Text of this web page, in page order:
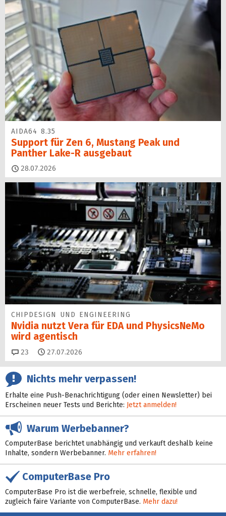
AIDA64 8.35
Support für Zen 6, Mustang Peak und
Panther Lake-R ausgebaut
28.07.2026
CHIPDESIGN UND ENGINEERING
Nvidia nutzt Vera für EDA und PhysicsNeMo
wird agentisch
23 Kommentare
27.07.2026
Nichts mehr verpassen!
Erhalte eine Push-Benachrichtigung (oder einen Newsletter) bei
Erscheinen neuer Tests und Berichte: Jetzt anmelden!
Warum Werbebanner?
ComputerBase berichtet unabhängig und verkauft deshalb keine
Inhalte, sondern Werbebanner. Mehr erfahren!
ComputerBase Pro
ComputerBase Pro ist die werbefreie, schnelle, flexible und
zugleich faire Variante von ComputerBase. Mehr dazu!